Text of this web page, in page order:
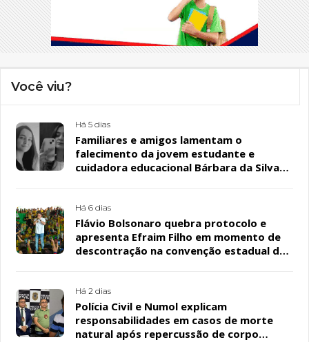
Você viu?
Há 5 dias
Familiares e amigos lamentam o
falecimento da jovem estudante e
cuidadora educacional Bárbara da Silva
Há 6 dias
Flávio Bolsonaro quebra protocolo e
apresenta Efraim Filho em momento de
descontração na convenção estadual do
Há 2 dias
Polícia Civil e Numol explicam
responsabilidades em casos de morte
natural após repercussão de corpo